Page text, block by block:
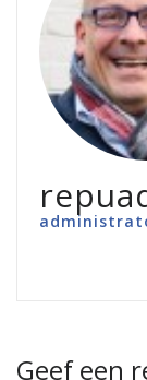
Geef een